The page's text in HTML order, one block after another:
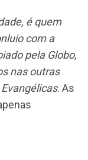
é quem
com a
pela Globo,
nas outras
. As